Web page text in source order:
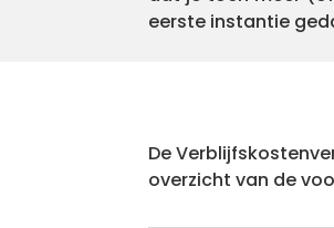
eerste instantie
De
overzicht van de